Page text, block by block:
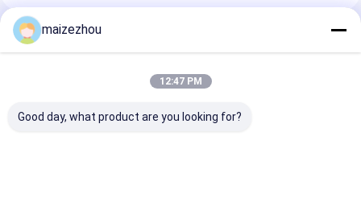
Prodotti Raccomandati
maizezhou
12:47 PM
Good day, what product are you looking for?